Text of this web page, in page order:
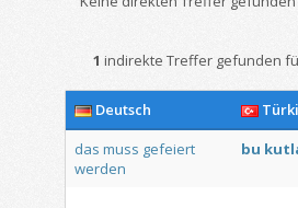
1 indirekte Treffer gefunden
Deutsch
das muss gefeiert
werden
bu